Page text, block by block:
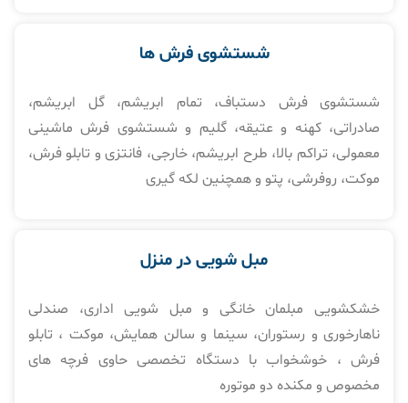
شستشوی فرش ها​
شستشوی فرش دستباف، تمام ابریشم، گل ابریشم،
صادراتی، کهنه و عتیقه، گلیم و شستشوی فرش ماشینی
معمولی، تراکم بالا، طرح ابریشم، خارجی، فانتزی و تابلو فرش،
موکت، روفرشی، پتو و همچنین لکه گیری
مبل شویی در منزل​
خشکشویی مبلمان خانگی و مبل شویی اداری، صندلی
ناهارخوری و رستوران، سینما و سالن همایش، موکت ، تابلو
فرش ، خوشخواب با دستگاه تخصصی حاوی فرچه های
مخصوص و مکنده دو موتوره